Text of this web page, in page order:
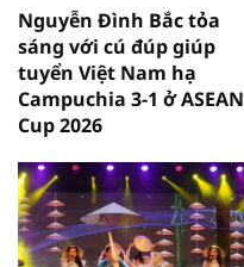
Nguyễn Đình Bắc tỏa
sáng với cú đúp giúp
tuyển Việt Nam hạ
Campuchia 3-1 ở ASEAN
Cup 2026